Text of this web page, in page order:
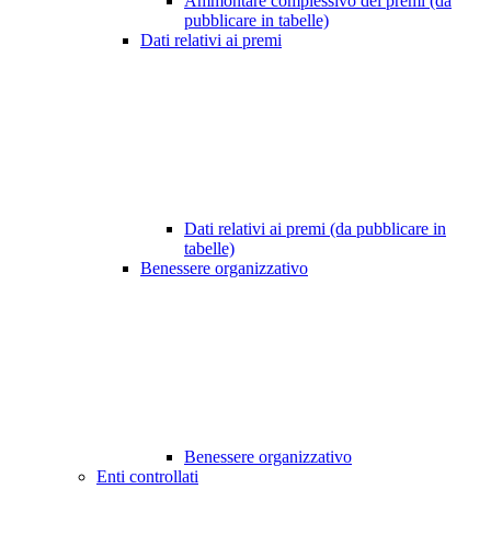
pubblicare in tabelle)
Dati relativi ai premi
Dati relativi ai premi (da pubblicare in
tabelle)
Benessere organizzativo
Benessere organizzativo
Enti controllati